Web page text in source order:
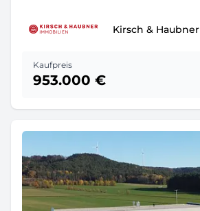
Kirsch & Haubner
Kaufpreis
953.000 €